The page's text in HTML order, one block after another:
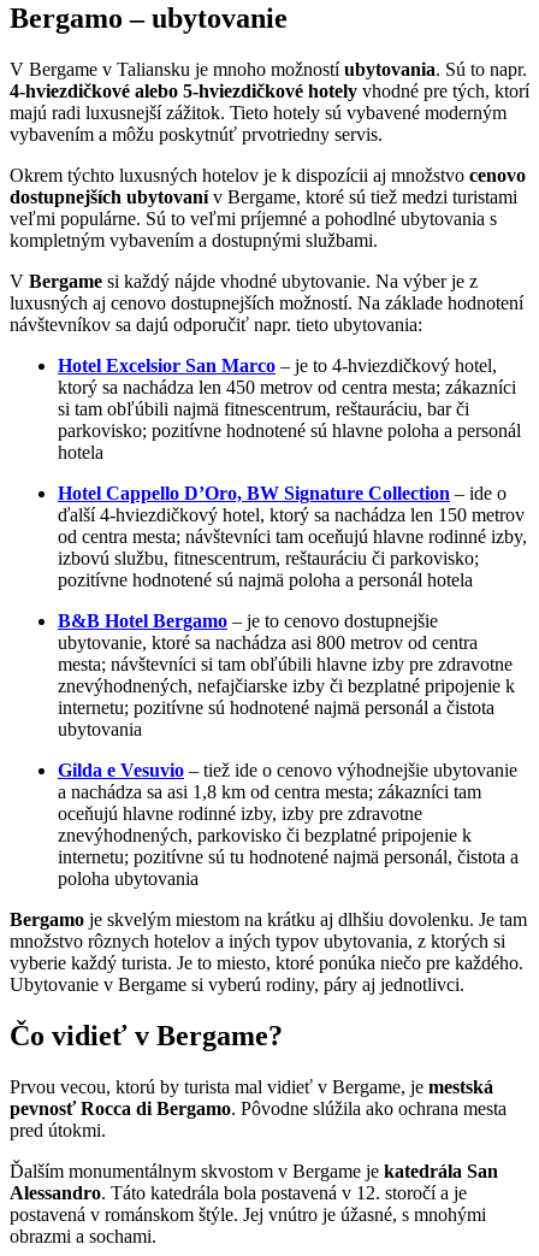
Bergamo – ubytovanie
V Bergame v Taliansku je mnoho možnostíubytovania. Sú to napr.
4-hviezdičkové alebo 5-hviezdičkové hotely vhodné pre tých, ktorí
majú radi luxusnejší zážitok. Tieto hotely sú vybavené moderným
vybavením a môžu poskytnúť prvotriedny servis.
Okrem týchto luxusných hotelov je k dispozícii aj množstvo cenovo
dostupnejších ubytovanív Bergame, ktoré sú tiež medzi turistami
veľmi populárne. Sú to veľmi príjemné a pohodlné ubytovania s
kompletným vybavením a dostupnými službami.
V Bergame si každý nájde vhodné ubytovanie. Na výber je z
luxusných aj cenovo dostupnejších možností. Na základe hodnotení
návštevníkov sa dajú odporučiť napr. tieto ubytovania:
Hotel Excelsior San Marco – je to 4-hviezdičkový hotel,
ktorý sa nachádza len 450 metrov od centra mesta; zákazníci
si tam obľúbili najmä fitnescentrum, reštauráciu, bar či
parkovisko; pozitívne hodnotené sú hlavne poloha a personál
hotela
Hotel Cappello D’Oro, BW Signature Collection – ide o
ďalší 4-hviezdičkový hotel, ktorý sa nachádza len 150 metrov
od centra mesta; návštevníci tam oceňujú hlavne rodinné izby,
izbovú službu, fitnescentrum, reštauráciu či parkovisko;
pozitívne hodnotené sú najmä poloha a personál hotela
B&B Hotel Bergamo – je to cenovo dostupnejšie
ubytovanie, ktoré sa nachádza asi 800 metrov od centra
mesta; návštevníci si tam obľúbili hlavne izby pre zdravotne
znevýhodnených, nefajčiarske izby či bezplatné pripojenie k
internetu; pozitívne sú hodnotené najmä personál a čistota
ubytovania
Gilda e Vesuvio – tiež ide o cenovo výhodnejšie ubytovanie
a nachádza sa asi 1,8 km od centra mesta; zákazníci tam
oceňujú hlavne rodinné izby, izby pre zdravotne
znevýhodnených, parkovisko či bezplatné pripojenie k
internetu; pozitívne sú tu hodnotené najmä personál, čistota a
poloha ubytovania
Bergamo je skvelým miestom na krátku aj dlhšiu dovolenku. Je tam
množstvo rôznych hotelov a iných typov ubytovania, z ktorých si
vyberie každý turista. Je to miesto, ktoré ponúka niečo pre každého.
Ubytovanie v Bergame si vyberú rodiny, páry aj jednotlivci.
Čo vidieť v Bergame?
Prvou vecou, ktorú by turista mal vidieť v Bergame, je mestská
pevnosť Rocca di Bergamo. Pôvodne slúžila ako ochrana mesta
pred útokmi.
Ďalším monumentálnym skvostom v Bergame je katedrála San
Alessandro. Táto katedrála bola postavená v 12. storočí a je
postavená v románskom štýle. Jej vnútro je úžasné, s mnohými
obrazmi a sochami.